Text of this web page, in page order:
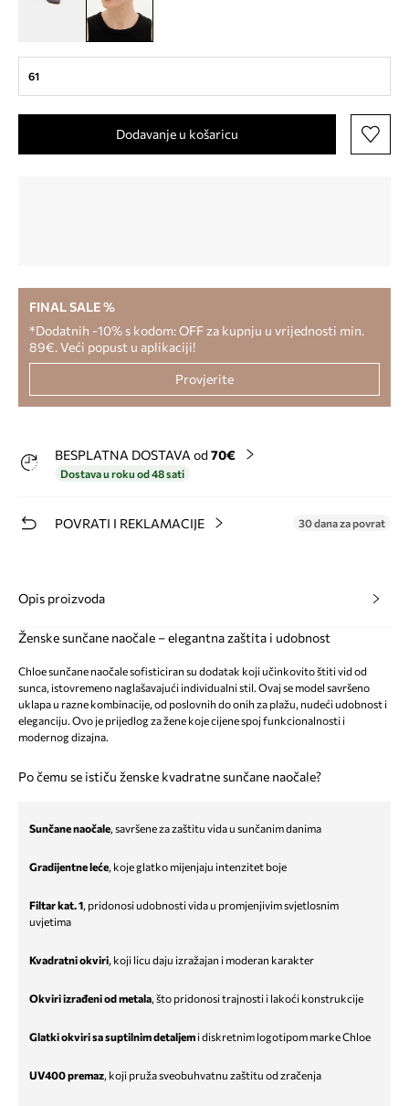
61
Dodavanje u košaricu
FINAL SALE %
*Dodatnih -10% s kodom: OFF za kupnju u vrijednosti min.
89€. Veći popust u aplikaciji!
Provjerite
BESPLATNA DOSTAVA od 70€
Dostava u roku od 48 sati
POVRATI I REKLAMACIJE 30 dana za povrat
Opis proizvoda
Ženske sunčane naočale – elegantna zaštita i udobnost
Chloe sunčane naočale sofisticiran su dodatak koji učinkovito štiti vid od
sunca, istovremeno naglašavajući individualni stil. Ovaj se model savršeno
uklapa u razne kombinacije, od poslovnih do onih za plažu, nudeći udobnost i
eleganciju. Ovo je prijedlog za žene koje cijene spoj funkcionalnosti i
modernog dizajna.
Po čemu se ističu ženske kvadratne sunčane naočale?
Sunčane naočale, savršene za zaštitu vida u sunčanim danima
Gradijentne leće, koje glatko mijenjaju intenzitet boje
Filtar kat. 1, pridonosi udobnosti vida u promjenjivim svjetlosnim
uvjetima
Kvadratni okviri, koji licu daju izražajan i moderan karakter
Okviri izrađeni od metala, što pridonosi trajnosti i lakoći konstrukcije
Glatki okviri sa suptilnim detaljem i diskretnim logotipom marke Chloe
UV400 premaz, koji pruža sveobuhvatnu zaštitu od zračenja